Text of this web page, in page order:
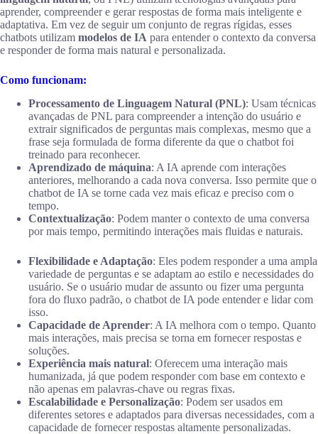
aprender, compreender e gerar respostas de forma mais inteligente e
adaptativa. Em vez de seguir um conjunto de regras rígidas, esses
chatbots utilizam modelos de IA para entender o contexto da conversa
e responder de forma mais natural e personalizada.
Como funcionam:
Processamento de Linguagem Natural (PNL): Usam técnicas
avançadas de PNL para compreender a intenção do usuário e
extrair significados de perguntas mais complexas, mesmo que a
frase seja formulada de forma diferente da que o chatbot foi
treinado para reconhecer.
Aprendizado de máquina: A IA aprende com interações
anteriores, melhorando a cada nova conversa. Isso permite que o
chatbot de IA se torne cada vez mais eficaz e preciso com o
tempo.
Contextualização: Podem manter o contexto de uma conversa
por mais tempo, permitindo interações mais fluidas e naturais.
Flexibilidade e Adaptação: Eles podem responder a uma ampla
variedade de perguntas e se adaptam ao estilo e necessidades do
usuário. Se o usuário mudar de assunto ou fizer uma pergunta
fora do fluxo padrão, o chatbot de IA pode entender e lidar com
isso.
Capacidade de Aprender: A IA melhora com o tempo. Quanto
mais interações, mais precisa se torna em fornecer respostas e
soluções.
Experiência mais natural: Oferecem uma interação mais
humanizada, já que podem responder com base em contexto e
não apenas em palavras-chave ou regras fixas.
Escalabilidade e Personalização: Podem ser usados em
diferentes setores e adaptados para diversas necessidades, com a
capacidade de fornecer respostas altamente personalizadas.